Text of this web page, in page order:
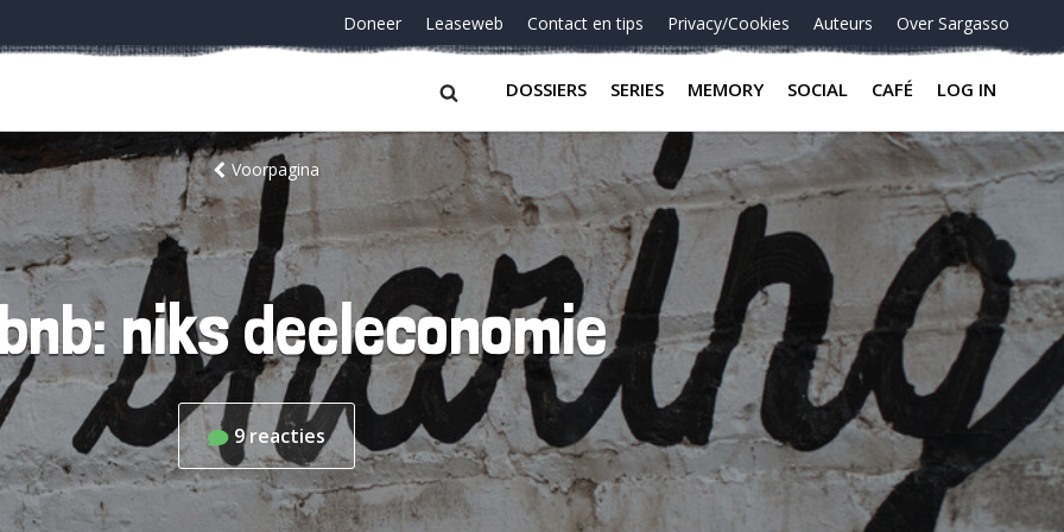
Doneer Leaseweb Contact en tips Privacy/Cookies Auteurs Over Sargasso
DOSSIERS SERIES MEMORY SOCIAL CAFÉ LOG IN
Voorpagina
niks deeleconomie
9 reacties